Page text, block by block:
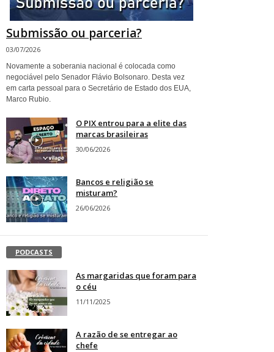
Submissão ou parceria?
03/07/2026
Novamente a soberania nacional é colocada como
negociável pelo Senador Flávio Bolsonaro. Desta vez
em carta pessoal para o Secretário de Estado dos EUA,
Marco Rubio.
O PIX entrou para a elite das
marcas brasileiras
30/06/2026
Bancos e religião se
misturam?
26/06/2026
PODCASTS
As margaridas que foram para
o céu
11/11/2025
A razão de se entregar ao
chefe